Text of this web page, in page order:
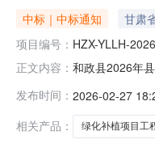
中标｜中标通知 甘肃
项目编号： HZX-YLLH-
正文内容： 和政县2026年
企业成交价格1
发布时间： 2026-02-27
相关产品：
绿化补植项目工